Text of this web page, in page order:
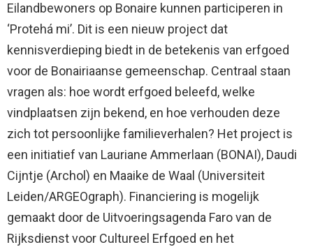
Eilandbewoners op Bonaire kunnen participeren in
‘Protehá mi’. Dit is een nieuw project dat
kennisverdieping biedt in de betekenis van erfgoed
voor de Bonairiaanse gemeenschap. Centraal staan
vragen als: hoe wordt erfgoed beleefd, welke
vindplaatsen zijn bekend, en hoe verhouden deze
zich tot persoonlijke familieverhalen? Het project is
een initiatief van Lauriane Ammerlaan (BONAI), Daudi
Cijntje (Archol) en Maaike de Waal (Universiteit
Leiden/ARGEOgraph). Financiering is mogelijk
gemaakt door de Uitvoeringsagenda Faro van de
Rijksdienst voor Cultureel Erfgoed en het